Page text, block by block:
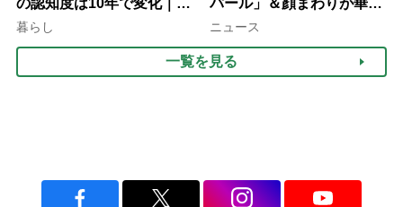
の認知度は10年で変化｜流
行語大賞にノミネート、法
暮らし
パール」＆顔まわりが華や
ぐ「揺れる一粒」の使い分
ニュース
一覧を見る